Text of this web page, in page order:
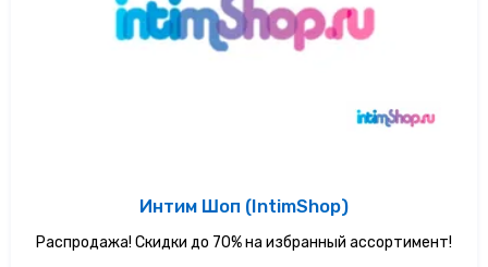
Интим Шоп (IntimShop)
Распродажа! Скидки до 70% на избранный ассортимент!